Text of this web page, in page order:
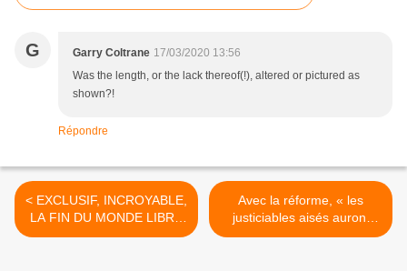
G Garry Coltrane 17/03/2020 13:56
Was the length, or the lack thereof(!), altered or pictured as
shown?!
Répondre
< EXCLUSIF, INCROYABLE,
LA FIN DU MONDE LIBRE
A ÉTÉ ANNONÇÉE EN
Avec la réforme, « les
justiciables aisés auront
une justice à leur service,